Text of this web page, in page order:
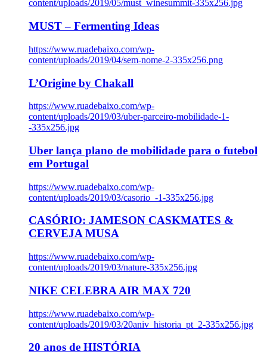
content/uploads/2019/05/must_winesummit-335x256.jpg
MUST – Fermenting Ideas
https://www.ruadebaixo.com/wp-
content/uploads/2019/04/sem-nome-2-335x256.png
L’Origine by Chakall
https://www.ruadebaixo.com/wp-
content/uploads/2019/03/uber-parceiro-mobilidade-1-
-335x256.jpg
Uber lança plano de mobilidade para o futebol
em Portugal
https://www.ruadebaixo.com/wp-
content/uploads/2019/03/casorio_-1-335x256.jpg
CASÓRIO: JAMESON CASKMATES &
CERVEJA MUSA
https://www.ruadebaixo.com/wp-
content/uploads/2019/03/nature-335x256.jpg
NIKE CELEBRA AIR MAX 720
https://www.ruadebaixo.com/wp-
content/uploads/2019/03/20aniv_historia_pt_2-335x256.jpg
20 anos de HISTÓRIA